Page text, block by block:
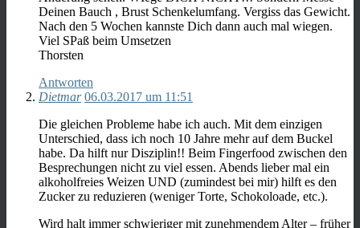
Deinen Bauch , Brust Schenkelumfang. Vergiss das Gewicht.
Nach den 5 Wochen kannste Dich dann auch mal wiegen.
Viel SPaß beim Umsetzen
Thorsten
Antworten
Dietmar 06.03.2017 um 11:51
Die gleichen Probleme habe ich auch. Mit dem einzigen
Unterschied, dass ich noch 10 Jahre mehr auf dem Buckel
habe. Da hilft nur Disziplin!! Beim Fingerfood zwischen den
Besprechungen nicht zu viel essen. Abends lieber mal ein
alkoholfreies Weizen UND (zumindest bei mir) hilft es den
Zucker zu reduzieren (weniger Torte, Schokoloade, etc.).
Wird halt immer schwieriger mit zunehmendem Alter – früher